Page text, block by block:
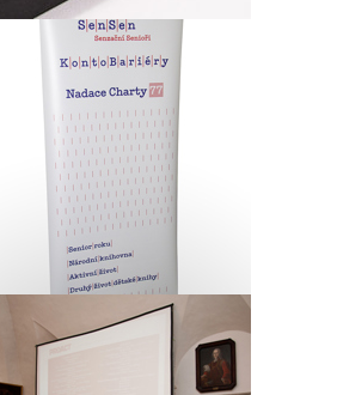
Prezentační stojan pro nadaci
Konto Bariéry